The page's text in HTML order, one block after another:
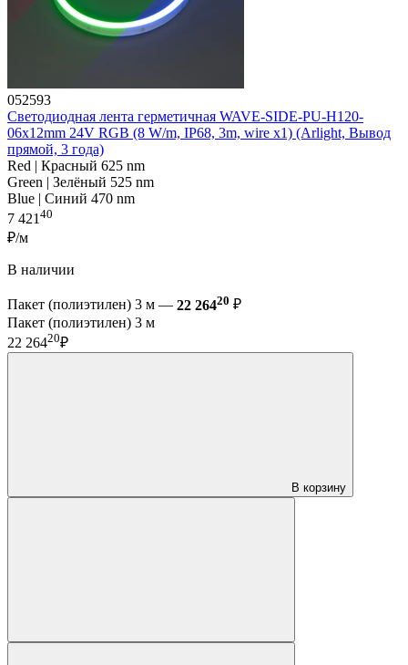
052593
Светодиодная лента герметичная WAVE-SIDE-PU-H120-
06x12mm 24V RGB (8 W/m, IP68, 3m, wire x1) (Arlight, Вывод
прямой, 3 года)
Red | Красный 625 nm
Green | Зелёный 525 nm
Blue | Синий 470 nm
7 42140
₽/м
В наличии
Пакет (полиэтилен) 3 м — 22 26420 ₽
Пакет (полиэтилен) 3 м
22 26420₽
В корзину